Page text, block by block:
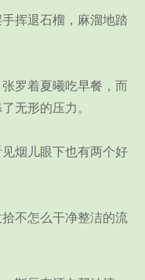
挥退石榴，麻溜地踏
罗着夏曦吃早餐，而
无形的压力。
烟儿眼下也有两个好
不怎么干净整洁的流